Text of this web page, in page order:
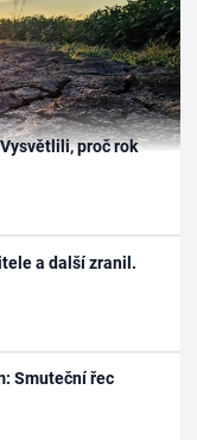
proč rok
a další zranil.
Smuteční řec